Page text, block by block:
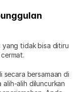
tidak bisa ditiru
bersamaan di
alih diluncurkan